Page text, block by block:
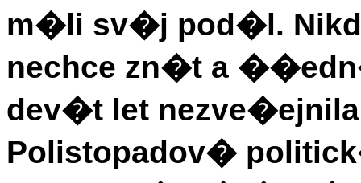
m�li sv�j pod�l.
nechce zn�t a
dev�t let
Polistopadov�